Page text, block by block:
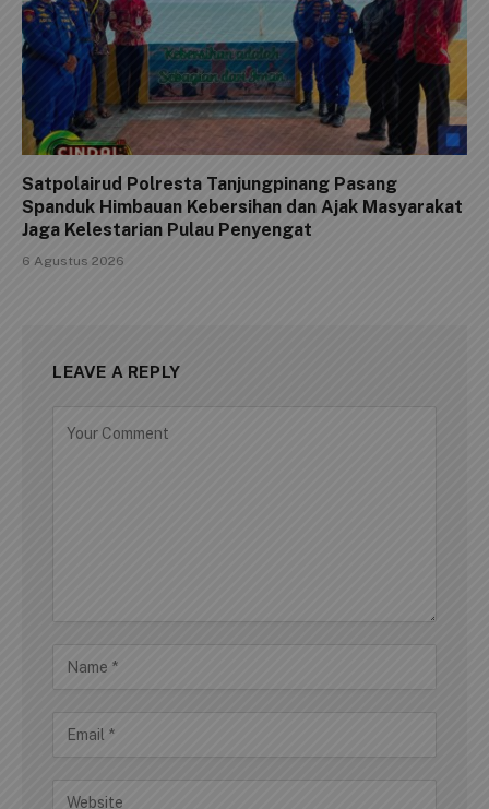
Satpolairud Polresta Tanjungpinang Pasang
Spanduk Himbauan Kebersihan dan Ajak Masyarakat
Jaga Kelestarian Pulau Penyengat
6 Agustus 2026
LEAVE A REPLY